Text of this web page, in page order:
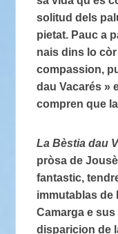
solitud dels
pietat. Pauc a
nais dins lo
compassion,
dau Vacarés »
compren que
La Bèstia dau
pròsa de
fantastic,
immutablas de
Camarga e
disparicion de